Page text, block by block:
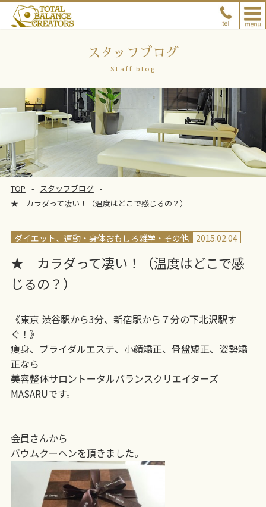
スタッフブログ
Staff blog
TOP
スタッフブログ
★ カラダって凄い！（温度はどこで感じるの？）
ダイエット、運動 身体おもしろ雑学 その他 2015.02.04
★ カラダって凄い！（温度はどこで感
じるの？）
《東京 渋谷駅から3分、新宿駅から７分の下北沢駅す
ぐ！》
痩身、ブライダルエステ、小顔矯正、骨盤矯正、姿勢矯
正なら
美容整体サロントータルバランスクリエイターズ
MASARUです。
会員さんから
バウムクーヘンを頂きました。